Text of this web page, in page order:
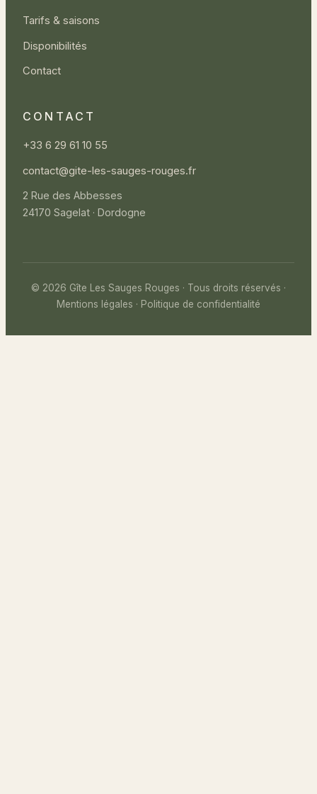
Tarifs & saisons
Disponibilités
Contact
CONTACT
+33 6 29 61 10 55
contact@gite-les-sauges-rouges.fr
2 Rue des Abbesses
24170 Sagelat · Dordogne
© 2026 Gîte Les Sauges Rouges · Tous droits réservés ·
Mentions légales · Politique de confidentialité